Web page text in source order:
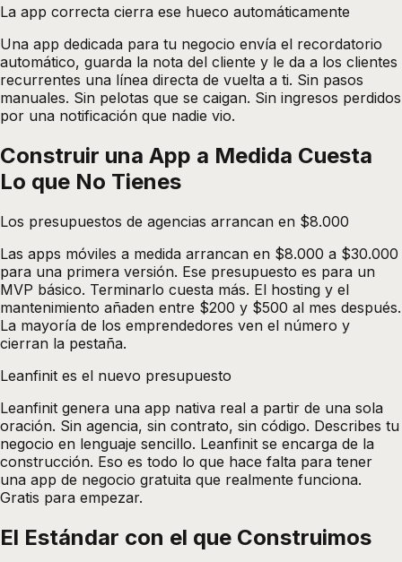
La app correcta cierra ese hueco automáticamente
Una app dedicada para tu negocio envía el recordatorio
automático, guarda la nota del cliente y le da a los clientes
recurrentes una línea directa de vuelta a ti. Sin pasos
manuales. Sin pelotas que se caigan. Sin ingresos perdidos
por una notificación que nadie vio.
Construir una App a Medida Cuesta
Lo que No Tienes
Los presupuestos de agencias arrancan en $8.000
Las apps móviles a medida arrancan en $8.000 a $30.000
para una primera versión. Ese presupuesto es para un
MVP básico. Terminarlo cuesta más. El hosting y el
mantenimiento añaden entre $200 y $500 al mes después.
La mayoría de los emprendedores ven el número y
cierran la pestaña.
Leanfinit es el nuevo presupuesto
Leanfinit genera una app nativa real a partir de una sola
oración. Sin agencia, sin contrato, sin código. Describes tu
negocio en lenguaje sencillo. Leanfinit se encarga de la
construcción. Eso es todo lo que hace falta para tener
una app de negocio gratuita que realmente funciona.
Gratis para empezar.
El Estándar con el que Construimos